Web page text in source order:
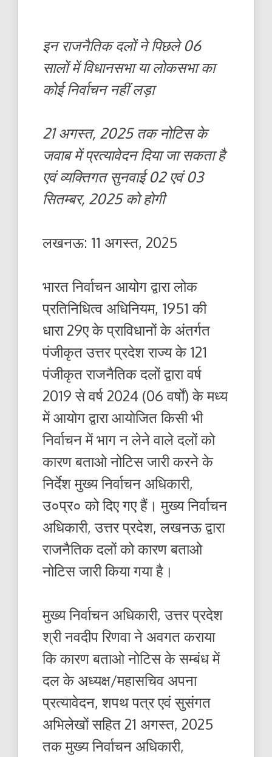
इन राजनैतिक दलों ने पिछले 06
सालों में विधानसभा या लोकसभा का
कोई निर्वाचन नहीं लड़ा
21 अगस्त, 2025 तक नोटिस के
जवाब में प्रत्यावेदन दिया जा सकता है
एवं व्यक्तिगत सुनवाई 02 एवं 03
सितम्बर, 2025 को होगी
लखनऊ: 11 अगस्त, 2025
भारत निर्वाचन आयोग द्वारा लोक
प्रतिनिधित्व अधिनियम, 1951 की
धारा 29ए के प्राविधानों के अंतर्गत
पंजीकृत उत्तर प्रदेश राज्य के 121
पंजीकृत राजनैतिक दलों द्वारा वर्ष
2019 से वर्ष 2024 (06 वर्षों) के मध्य
में आयोग द्वारा आयोजित किसी भी
निर्वाचन में भाग न लेने वाले दलों को
कारण बताओ नोटिस जारी करने के
निर्देश मुख्य निर्वाचन अधिकारी,
उ०प्र० को दिए गए हैं। मुख्य निर्वाचन
अधिकारी, उत्तर प्रदेश, लखनऊ द्वारा
राजनैतिक दलों को कारण बताओ
नोटिस जारी किया गया है।
मुख्य निर्वाचन अधिकारी, उत्तर प्रदेश
श्री नवदीप रिणवा ने अवगत कराया
कि कारण बताओ नोटिस के सम्बंध में
दल के अध्यक्ष/महासचिव अपना
प्रत्यावेदन, शपथ पत्र एवं सुसंगत
अभिलेखों सहित 21 अगस्त, 2025
तक मुख्य निर्वाचन अधिकारी,